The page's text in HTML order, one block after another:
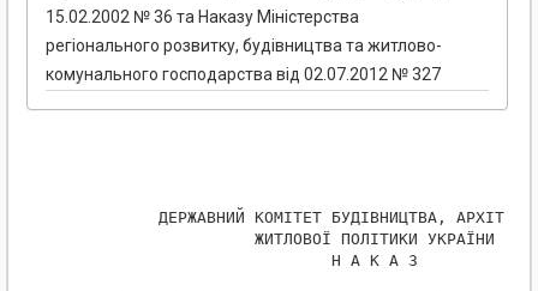
15.02.2002 № 36 та Наказу Міністерства
регіонального розвитку, будівництва та житлово-
комунального господарства від 02.07.2012 № 327
ДЕРЖАВНИЙ КОМІТЕТ БУДІВНИЦТВА,
                    ЖИТЛОВОЇ ПОЛІТИКИ УКРАЇНИ
                            Н А К А З